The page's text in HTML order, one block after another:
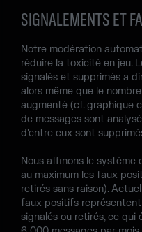
SIGNALEMENTS ET
Notre modération
réduire la toxicité en jeu.
signalés et supprimés a
alors même que le
augmenté (cf. graphique
de messages sont
d'entre eux sont
Nous affinons le système
au maximum les faux
retirés sans raison).
faux positifs représentent
signalés ou retirés, ce qui